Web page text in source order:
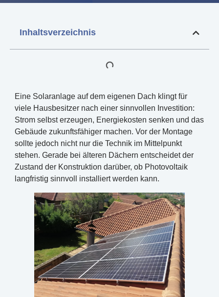
Inhaltsverzeichnis
Eine Solaranlage auf dem eigenen Dach klingt für
viele Hausbesitzer nach einer sinnvollen Investition:
Strom selbst erzeugen, Energiekosten senken und das
Gebäude zukunftsfähiger machen. Vor der Montage
sollte jedoch nicht nur die Technik im Mittelpunkt
stehen. Gerade bei älteren Dächern entscheidet der
Zustand der Konstruktion darüber, ob Photovoltaik
langfristig sinnvoll installiert werden kann.